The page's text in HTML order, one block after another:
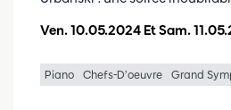
Ven. 10.05.2024 EtSam.
Piano Chefs-D’oeuvre Grand